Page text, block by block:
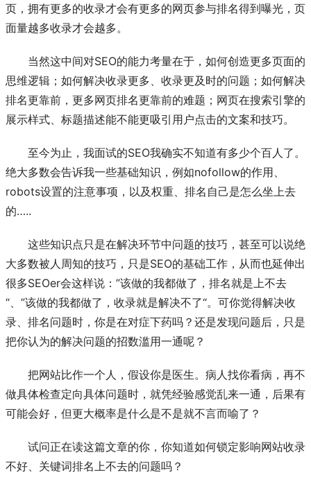
页，拥有更多的收录才会有更多的网页参与排名得到曝光，页
面量越多收录才会越多。
当然这中间对SEO的能力考量在于，如何创造更多页面的
思维逻辑；如何解决收录更多、收录更及时的问题；如何解决
排名更靠前，更多网页排名更靠前的难题；网页在搜索引擎的
展示样式、标题描述能不能更吸引用户点击的文案和技巧。
至今为止，我面试的SEO我确实不知道有多少个百人了。
绝大多数会告诉我一些基础知识，例如nofollow的作用、
robots设置的注意事项，以及权重、排名自己是怎么坐上去
的…..
这些知识点只是在解决环节中问题的技巧，甚至可以说绝
大多数被人周知的技巧，只是SEO的基础工作，从而也延伸出
很多SEOer会这样说：”该做的我都做了，排名就是上不去
“、”该做的我都做了，收录就是解决不了“。可你觉得解决收
录、排名问题时，你是在对症下药吗？还是发现问题后，只是
把你认为的解决问题的招数滥用一通呢？
把网站比作一个人，假设你是医生。病人找你看病，再不
做具体检查定向具体问题时，就凭经验感觉乱来一通，后果有
可能会好，但更大概率是什么是不是就不言而喻了？
试问正在读这篇文章的你，你知道如何锁定影响网站收录
不好、关键词排名上不去的问题吗？